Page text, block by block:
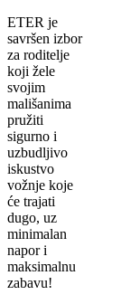
ETER je
savršen izbor
za roditelje
koji žele
svojim
mališanima
pružiti
sigurno i
uzbudljivo
iskustvo
vožnje koje
će trajati
dugo, uz
minimalan
napor i
maksimalnu
zabavu!